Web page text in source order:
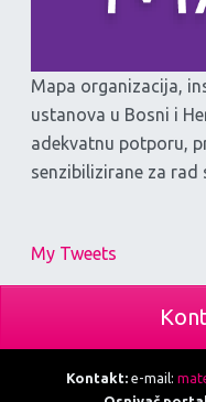
Mapa organizacija,
ustanova u Bosni i
adekvatnu potporu,
senzibilizirane za rad
My Tweets
Kontakt:e-mail: